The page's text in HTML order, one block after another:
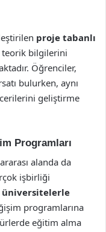
proje tabanlı
teorik bilgilerini
Öğrenciler,
bulurken, aynı
geliştirme
Programları
alanda da
işbirliği
üniversitelerle
programlarına
eğitim alma